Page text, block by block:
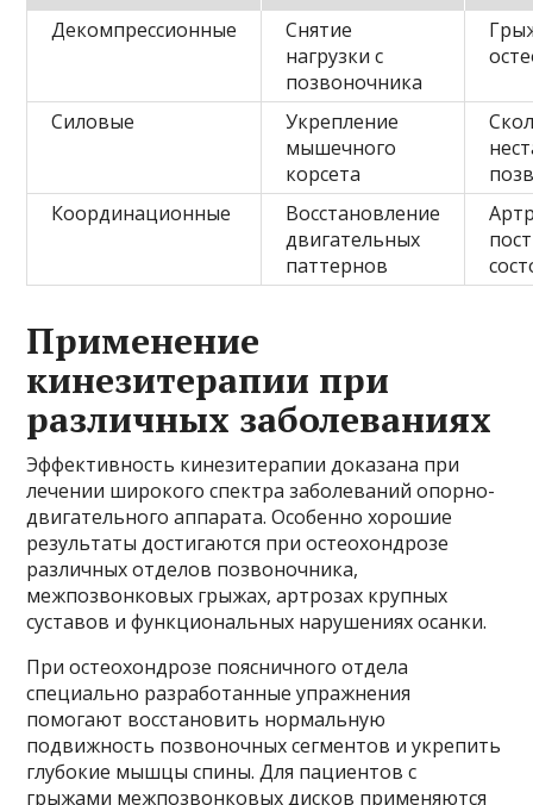
Декомпрессионные
Снятие
нагрузки с
позвоночника
Силовые
Укрепление
мышечного
корсета
Координационные
Восстановление
двигательных
паттернов
Применение
кинезитерапии при
различных заболеваниях
Эффективность кинезитерапии доказана при
лечении широкого спектра заболеваний опорно-
двигательного аппарата. Особенно хорошие
результаты достигаются при остеохондрозе
различных отделов позвоночника,
межпозвонковых грыжах, артрозах крупных
суставов и функциональных нарушениях осанки.
При остеохондрозе поясничного отдела
специально разработанные упражнения
помогают восстановить нормальную
подвижность позвоночных сегментов и укрепить
глубокие мышцы спины. Для пациентов с
грыжами межпозвонковых дисков применяются